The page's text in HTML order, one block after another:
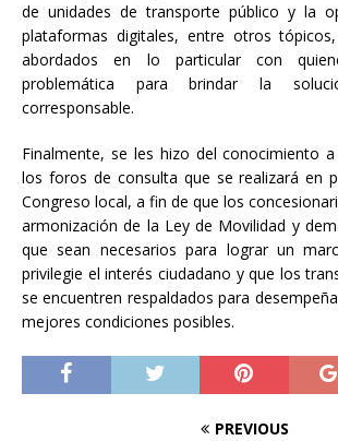
de unidades de transporte público y la
plataformas digitales, entre otros
abordados en lo particular con
problemática para brindar la
corresponsable.
Finalmente, se les hizo del conocimiento
los foros de consulta que se realizará en
Congreso local, a fin de que los
armonización de la Ley de Movilidad y
que sean necesarios para lograr un
privilegie el interés ciudadano y que los
se encuentren respaldados para
mejores condiciones posibles.
PREVIOUS